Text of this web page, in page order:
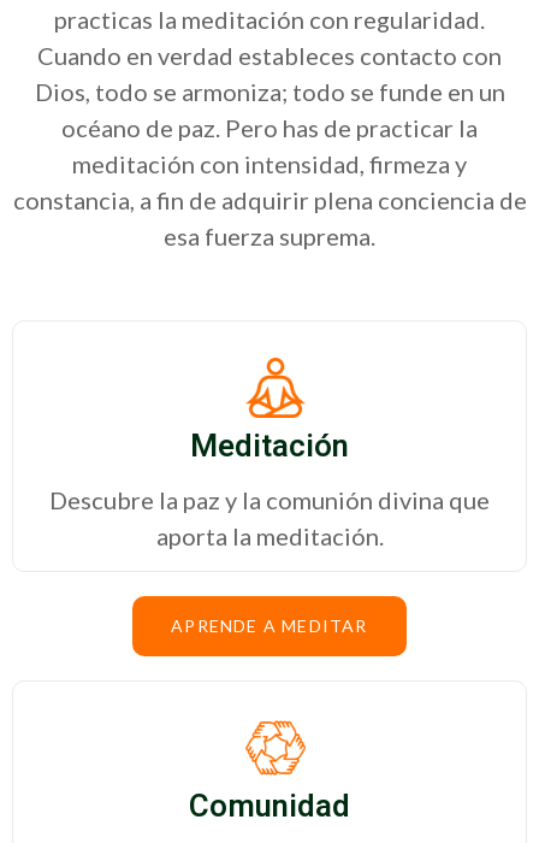
practicas la meditación con regularidad.
Cuando en verdad estableces contacto con
Dios, todo se armoniza; todo se funde en un
océano de paz. Pero has de practicar la
meditación con intensidad, firmeza y
constancia, a fin de adquirir plena conciencia de
esa fuerza suprema.
Meditación
Descubre la paz y la comunión divina que
aporta la meditación.
APRENDE A MEDITAR
Comunidad